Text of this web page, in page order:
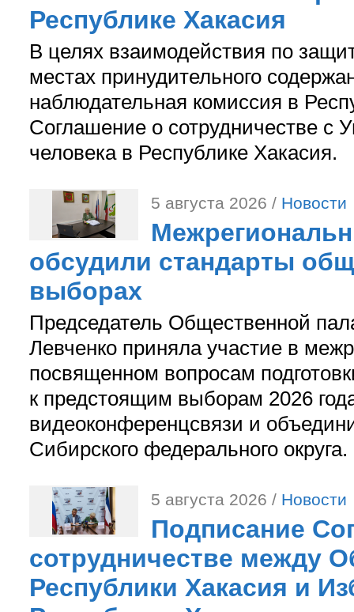
Республике Хакасия
В целях взаимодействия по
местах принудительного
наблюдательная комиссия в
Соглашение о сотрудничестве с
человека в Республике Хакасия.
5 августа 2026 / Новости
обсудили стандарты
выборах
Председатель Общественной
Левченко приняла участие в
посвященном вопросам
к предстоящим выборам 2026
видеоконференцсвязи и
Сибирского федерального округа.
5 августа 2026 / Новости
Подписание
сотрудничестве между
Республики Хакасия и